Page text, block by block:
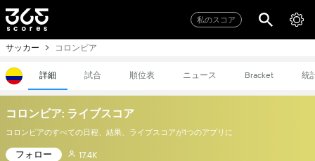
私のスコア
サッカー コロンビア
詳細 試合 順位表 ニュース Bracket 統
コロンビア: ライブスコア
コロンビアのすべての日程、結果、ライブスコアが1つのアプリに
フォロー 17.4K